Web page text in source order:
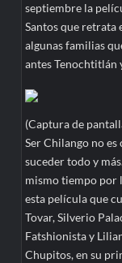
septiembre la
Santos que retrata
algunas familias
antes Tenochtitlán
(Captura de
Ser Chilango no es
suceder todo y
mismo tiempo por
esta película que
Tovar, Silverio
Fatshionista y
Chupitos, en su